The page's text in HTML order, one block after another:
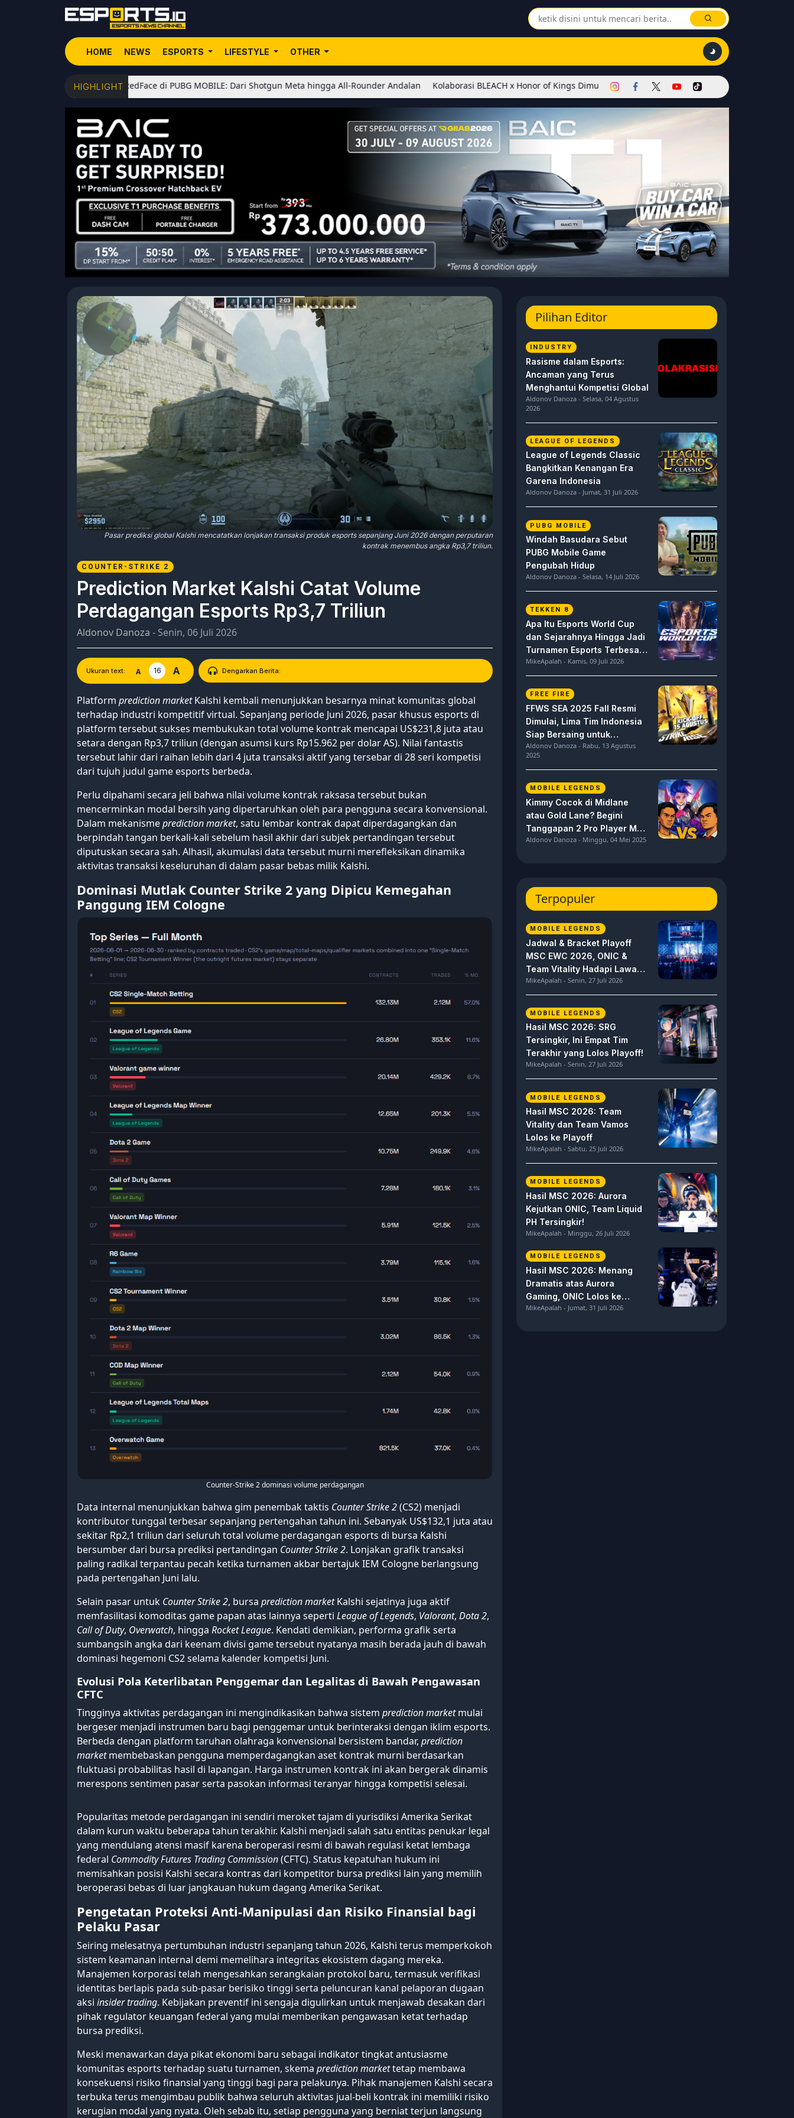
HOME NEWS ESPORTS LIFESTYLE OTHER
HIGHLIGHT
5 Senjata Favorit RedFace di PUBG MOBILE: Dari Shotgun Meta hingga All-Rounder Andalan Kolaborasi BLEACH x Honor of Kings Dimulai! Hadirkan Skin Soul Reaper, Mode Khusus, dan Event
Pasar prediksi global Kalshi mencatatkan lonjakan transaksi produk esports sepanjang Juni 2026 dengan perputaran
kontrak menembus angka Rp3,7 triliun.
COUNTER-STRIKE 2
Prediction Market Kalshi Catat Volume
Perdagangan Esports Rp3,7 Triliun
Aldonov Danoza - Senin, 06 Juli 2026
Ukuran text: A 16 A Dengarkan Berita:
Platform prediction marketKalshi kembali menunjukkan besarnya minat komunitas global
terhadap industri kompetitif virtual. Sepanjang periode Juni 2026, pasar khusus esports di
platform tersebut sukses membukukan total volume kontrak mencapai US$231,8 juta atau
setara dengan Rp3,7 triliun (dengan asumsi kurs Rp15.962 per dolar AS). Nilai fantastis
tersebut lahir dari raihan lebih dari 4 juta transaksi aktif yang tersebar di 28 seri kompetisi
dari tujuh judul game esports berbeda.
Perlu dipahami secara jeli bahwa nilai volume kontrak raksasa tersebut bukan
mencerminkan modal bersih yang dipertaruhkan oleh para pengguna secara konvensional.
Dalam mekanismeprediction market, satu lembar kontrak dapat diperdagangkan dan
berpindah tangan berkali-kali sebelum hasil akhir dari subjek pertandingan tersebut
diputuskan secara sah. Alhasil, akumulasi data tersebut murni merefleksikan dinamika
aktivitas transaksi keseluruhan di dalam pasar bebas milik Kalshi.
Dominasi Mutlak Counter Strike 2 yang Dipicu Kemegahan
Panggung IEM Cologne
Counter-Strike 2 dominasi volume perdagangan
Data internal menunjukkan bahwa gim penembak taktis Counter Strike 2(CS2) menjadi
kontributor tunggal terbesar sepanjang pertengahan tahun ini. Sebanyak US$132,1 juta atau
sekitar Rp2,1 triliun dari seluruh total volume perdagangan esports di bursa Kalshi
bersumber dari bursa prediksi pertandingan Counter Strike 2. Lonjakan grafik transaksi
paling radikal terpantau pecah ketika turnamen akbar bertajuk IEM Cologne berlangsung
pada pertengahan Juni lalu.
Selain pasar untuk Counter Strike 2, bursa prediction marketKalshi sejatinya juga aktif
memfasilitasi komoditas game papan atas lainnya seperti League of Legends, Valorant, Dota 2,
Call of Duty, Overwatch, hingga Rocket League. Kendati demikian, performa grafik serta
sumbangsih angka dari keenam divisi game tersebut nyatanya masih berada jauh di bawah
dominasi hegemoni CS2 selama kalender kompetisi Juni.
Evolusi Pola Keterlibatan Penggemar dan Legalitas di Bawah Pengawasan
CFTC
Tingginya aktivitas perdagangan ini mengindikasikan bahwa sistem prediction marketmulai
bergeser menjadi instrumen baru bagi penggemar untuk berinteraksi dengan iklim esports.
Berbeda dengan platform taruhan olahraga konvensional bersistem bandar, prediction
marketmembebaskan pengguna memperdagangkan aset kontrak murni berdasarkan
fluktuasi probabilitas hasil di lapangan. Harga instrumen kontrak ini akan bergerak dinamis
merespons sentimen pasar serta pasokan informasi teranyar hingga kompetisi selesai.
Popularitas metode perdagangan ini sendiri meroket tajam di yurisdiksi Amerika Serikat
dalam kurun waktu beberapa tahun terakhir. Kalshi menjadi salah satu entitas penukar legal
yang mendulang atensi masif karena beroperasi resmi di bawah regulasi ketat lembaga
federal Commodity Futures Trading Commission(CFTC). Status kepatuhan hukum ini
memisahkan posisi Kalshi secara kontras dari kompetitor bursa prediksi lain yang memilih
beroperasi bebas di luar jangkauan hukum dagang Amerika Serikat.
Pengetatan Proteksi Anti-Manipulasi dan Risiko Finansial bagi
Pelaku Pasar
Seiring melesatnya pertumbuhan industri sepanjang tahun 2026, Kalshi terus memperkokoh
sistem keamanan internal demi memelihara integritas ekosistem dagang mereka.
Manajemen korporasi telah mengesahkan serangkaian protokol baru, termasuk verifikasi
identitas berlapis pada sub-pasar berisiko tinggi serta peluncuran kanal pelaporan dugaan
aksi insider trading. Kebijakan preventif ini sengaja digulirkan untuk menjawab desakan dari
pihak regulator keuangan federal yang mulai memberikan pengawasan ketat terhadap
bursa prediksi.
Meski menawarkan daya pikat ekonomi baru sebagai indikator tingkat antusiasme
komunitas esports terhadap suatu turnamen, skema prediction markettetap membawa
konsekuensi risiko finansial yang tinggi bagi para pelakunya. Pihak manajemen Kalshi secara
terbuka terus mengimbau publik bahwa seluruh aktivitas jual-beli kontrak ini memiliki risiko
kerugian modal yang nyata. Oleh sebab itu, setiap pengguna yang berniat terjun langsung
Pilihan Editor
INDUSTRY
Rasisme dalam Esports:
Ancaman yang Terus
Menghantui Kompetisi Global
Aldonov Danoza - Selasa, 04 Agustus
2026
LEAGUE OF LEGENDS
League of Legends Classic
Bangkitkan Kenangan Era
Garena Indonesia
Aldonov Danoza - Jumat, 31 Juli 2026
PUBG MOBILE
Windah Basudara Sebut
PUBG Mobile Game
Pengubah Hidup
Aldonov Danoza - Selasa, 14 Juli 2026
TEKKEN 8
Apa Itu Esports World Cup
dan Sejarahnya Hingga Jadi
Turnamen Esports Terbesar
di Dunia
MikeApalah - Kamis, 09 Juli 2026
FREE FIRE
FFWS SEA 2025 Fall Resmi
Dimulai, Lima Tim Indonesia
Siap Bersaing untuk
Dominasi
Aldonov Danoza - Rabu, 13 Agustus
2025
MOBILE LEGENDS
Kimmy Cocok di Midlane
atau Gold Lane? Begini
Tanggapan 2 Pro Player MPL
ID S15 ini
Aldonov Danoza - Minggu, 04 Mei 2025
Terpopuler
MOBILE LEGENDS
Jadwal & Bracket Playoff
MSC EWC 2026, ONIC &
Team Vitality Hadapi Lawan
Berat
MikeApalah - Senin, 27 Juli 2026
MOBILE LEGENDS
Hasil MSC 2026: SRG
Tersingkir, Ini Empat Tim
Terakhir yang Lolos Playoff!
MikeApalah - Senin, 27 Juli 2026
MOBILE LEGENDS
Hasil MSC 2026: Team
Vitality dan Team Vamos
Lolos ke Playoff
MikeApalah - Sabtu, 25 Juli 2026
MOBILE LEGENDS
Hasil MSC 2026: Aurora
Kejutkan ONIC, Team Liquid
PH Tersingkir!
MikeApalah - Minggu, 26 Juli 2026
MOBILE LEGENDS
Hasil MSC 2026: Menang
Dramatis atas Aurora
Gaming, ONIC Lolos ke
Semifinal!
MikeApalah - Jumat, 31 Juli 2026